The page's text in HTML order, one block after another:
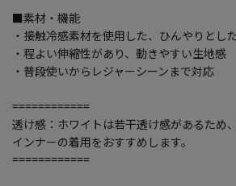
■素材・機能
・接触冷感素材を使用した、ひんやりとし
・程よい伸縮性があり、動きやすい生地感
・普段使いからレジャーシーンまで対応
============
透け感：ホワイトは若干透け感があるため
インナーの着用をおすすめします。
============